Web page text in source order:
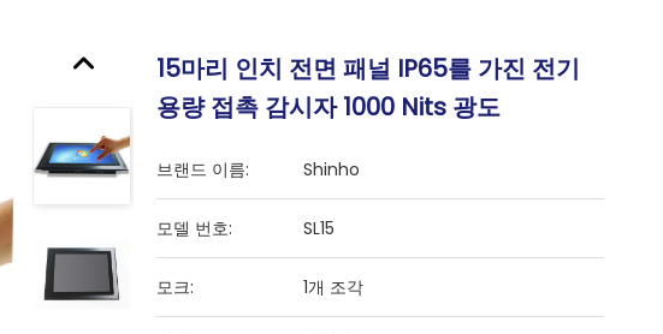
15마리 인치 전면 패널 IP65를 가진 전기
용량 접촉 감시자 1000 Nits 광도
브랜드 이름: Shinho
모델 번호: SL15
모크: 1개 조각